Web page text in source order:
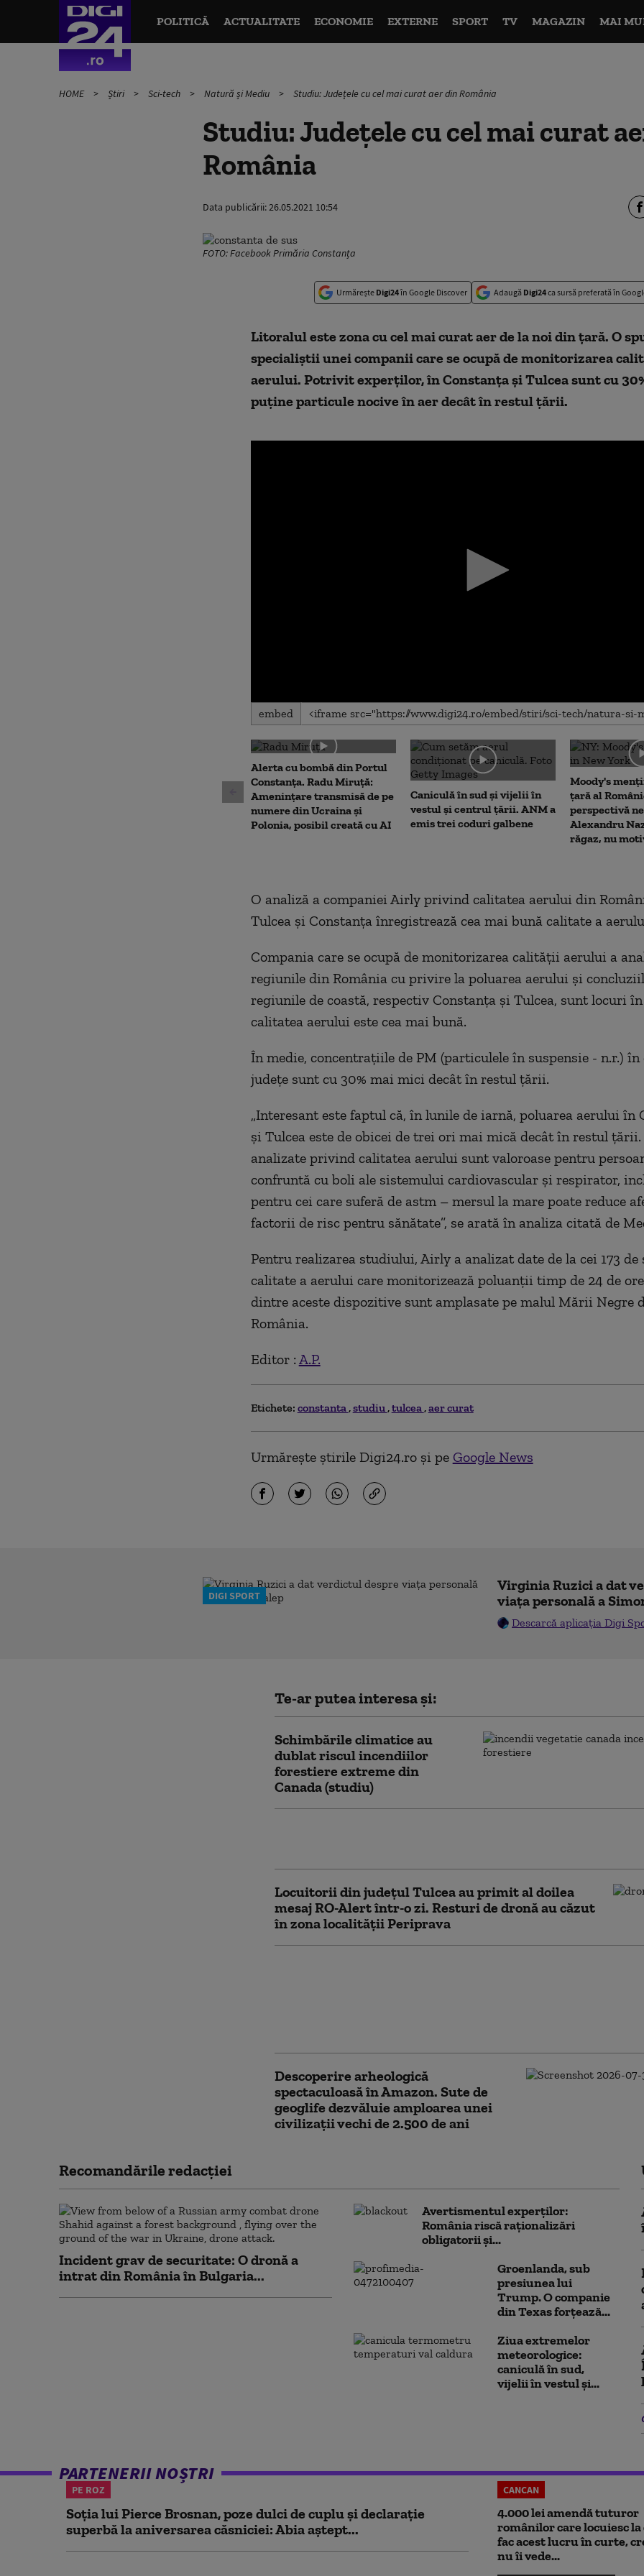
POLITICĂ ACTUALITATE ECONOMIE EXTERNE SPORT TV MAGAZIN MAI
HOME Știri Sci-tech Natură și Mediu Studiu: Județele cu cel mai curat aer din România
Studiu: Județele cu cel mai curat
România
Data publicării:26.05.2021 10:54
FOTO: Facebook Primăria Constanța
Urmărește Digi24în Google Discover Adaugă Digi24ca sursă preferată în
Litoralul este zona cu cel mai curat aer de la noi din țară. O
specialiștii unei companii care se ocupă de monitorizarea
aerului. Potrivit experților, în Constanța și Tulcea sunt cu
puține particule nocive în aer decât în restul țării.
0
seconds
0
secondsVolume
90%
embed
Alerta cu bombă din Portul
Constanța. Radu Miruță:
Amenințare transmisă de pe
numere din Ucraina și
Polonia, posibil creată cu AI
Caniculă în sud și vijelii în
vestul și centrul țării. ANM a
emis trei coduri galbene
Moody's
țară al
perspectivă
Alexandru
răgaz, nu
O analiză a companiei Airly privind calitatea aerului din
Tulcea și Constanța înregistrează cea mai bună calitate a
Compania care se ocupă de monitorizarea calității aerului a
regiunile din România cu privire la poluarea aerului și
regiunile de coastă, respectiv Constanța și Tulcea, sunt locuri
calitatea aerului este cea mai bună.
În medie, concentrațiile de PM (particulele în suspensie - n.r.) în
județe sunt cu 30% mai mici decât în restul țării.
„Interesant este faptul că, în lunile de iarnă, poluarea aerului în
și Tulcea este de obicei de trei ori mai mică decât în restul țării.
analizate privind calitatea aerului sunt valoroase pentru
confruntă cu boli ale sistemului cardiovascular și respirator,
pentru cei care suferă de astm – mersul la mare poate reduce
factorii de risc pentru sănătate”, se arată în analiza citată de
Pentru realizarea studiului, Airly a analizat date de la cei 173 de
calitate a aerului care monitorizează poluanții timp de 24 de
dintre aceste dispozitive sunt amplasate pe malul Mării Negre
România.
Editor : A.P.
Etichete: constanta studiu tulcea aer curat
Urmărește știrile Digi24.ro și pe Google News
DIGI SPORT
Virginia Ruzici a dat
viața personală a
Descarcă aplicația Digi
Te-ar putea interesa și:
Schimbările climatice au
dublat riscul incendiilor
forestiere extreme din
Canada (studiu)
Locuitorii din județul Tulcea au primit al doilea
mesaj RO-Alert într-o zi. Resturi de dronă au căzut
în zona localităţii Periprava
Descoperire arheologică
spectaculoasă în Amazon. Sute de
geoglife dezvăluie amploarea unei
civilizații vechi de 2.500 de ani
Recomandările redacţiei
Incident grav de securitate: O dronă a
intrat din România în Bulgaria...
Avertismentul experților:
România riscă raționalizări
obligatorii și...
Groenlanda, sub
presiunea lui
Trump. O companie
din Texas forțează...
Ziua extremelor
meteorologice:
caniculă în sud,
vijelii în vestul și...
PARTENERII NOȘTRI
PE ROZ
Soția lui Pierce Brosnan, poze dulci de cuplu și declarație
superbă la aniversarea căsniciei: Abia aștept...
CANCAN
4.000 lei amendă tuturor
românilor care locuiesc la
fac acest lucru în curte,
nu îi vede...